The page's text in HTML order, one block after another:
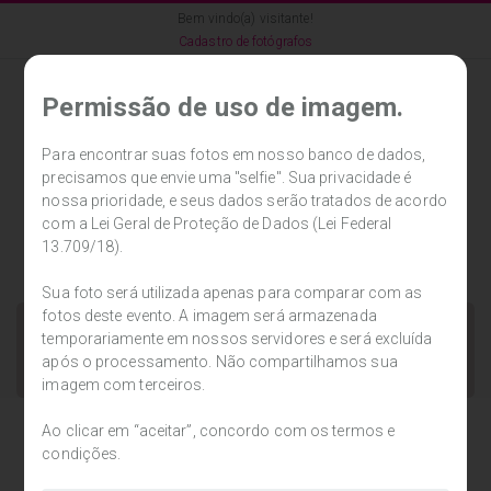
Bem vindo(a) visitante!
Cadastro de fotógrafos
Cadastrar
Permissão de uso de imagem.
Para encontrar suas fotos em nosso banco de dados,
precisamos que envie uma "selfie". Sua privacidade é
nossa prioridade, e seus dados serão tratados de acordo
com a Lei Geral de Proteção de Dados (Lei Federal
13.709/18).
Sua foto será utilizada apenas para comparar com as
fotos deste evento. A imagem será armazenada
temporariamente em nossos servidores e será excluída
após o processamento. Não compartilhamos sua
imagem com terceiros.
Ao clicar em “aceitar”, concordo com os termos e
condições.